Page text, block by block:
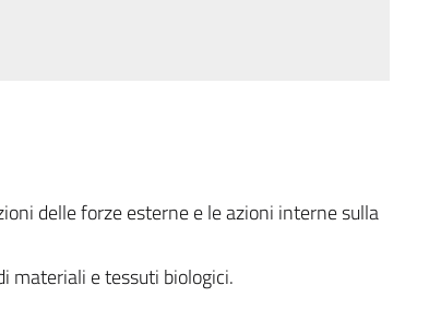
delle forze esterne e le azioni interne sulla
materiali e tessuti biologici.